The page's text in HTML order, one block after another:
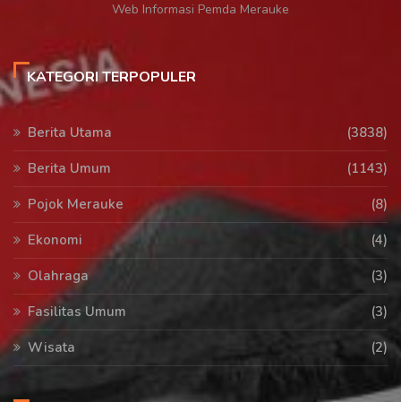
Web Informasi Pemda Merauke
KATEGORI TERPOPULER
Berita Utama
(3838)
Berita Umum
(1143)
Pojok Merauke
(8)
Ekonomi
(4)
Olahraga
(3)
Fasilitas Umum
(3)
Wisata
(2)